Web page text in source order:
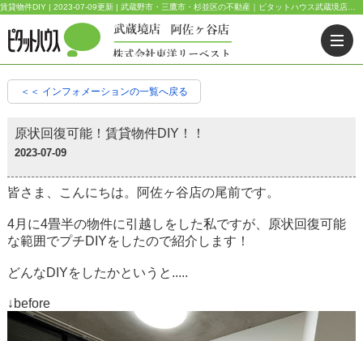
＜＜ インフォメーションの一覧へ戻る
原状回復可能！賃貸物件DIY！！
2023-07-09
皆さま、こんにちは。阿佐ヶ谷店の尾前です。
4月に4畳半の物件に引越しをした私ですが、原状回復可能
な範囲でプチDIYをしたので紹介します！
どんなDIYをしたかというと.....
↓before